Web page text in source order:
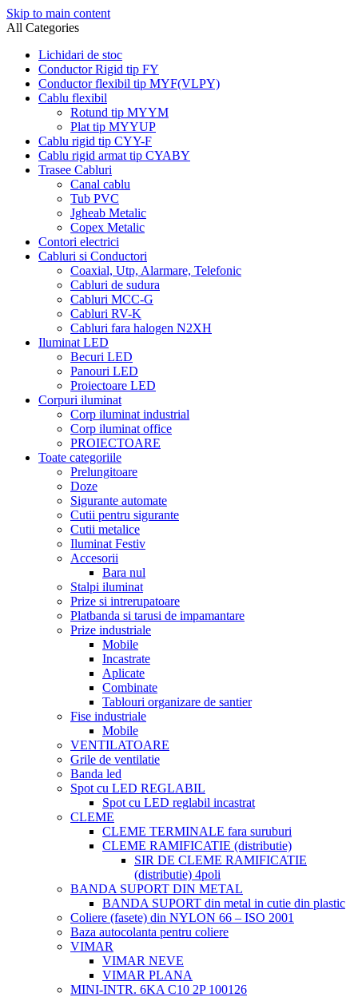
Skip to main content
All Categories
Lichidari de stoc
Conductor Rigid tip FY
Conductor flexibil tip MYF(VLPY)
Cablu flexibil
Rotund tip MYYM
Plat tip MYYUP
Cablu rigid tip CYY-F
Cablu rigid armat tip CYABY
Trasee Cabluri
Canal cablu
Tub PVC
Jgheab Metalic
Copex Metalic
Contori electrici
Cabluri si Conductori
Coaxial, Utp, Alarmare, Telefonic
Cabluri de sudura
Cabluri MCC-G
Cabluri RV-K
Cabluri fara halogen N2XH
Iluminat LED
Becuri LED
Panouri LED
Proiectoare LED
Corpuri iluminat
Corp iluminat industrial
Corp iluminat office
PROIECTOARE
Toate categoriile
Prelungitoare
Doze
Sigurante automate
Cutii pentru sigurante
Cutii metalice
Iluminat Festiv
Accesorii
Bara nul
Stalpi iluminat
Prize si intrerupatoare
Platbanda si tarusi de impamantare
Prize industriale
Mobile
Incastrate
Aplicate
Combinate
Tablouri organizare de santier
Fise industriale
Mobile
VENTILATOARE
Grile de ventilatie
Banda led
Spot cu LED REGLABIL
Spot cu LED reglabil incastrat
CLEME
CLEME TERMINALE fara suruburi
CLEME RAMIFICATIE (distributie)
SIR DE CLEME RAMIFICATIE
(distributie) 4poli
BANDA SUPORT DIN METAL
BANDA SUPORT din metal in cutie din plastic
Coliere (fasete) din NYLON 66 – ISO 2001
Baza autocolanta pentru coliere
VIMAR
VIMAR NEVE
VIMAR PLANA
MINI-INTR. 6KA C10 2P 100126